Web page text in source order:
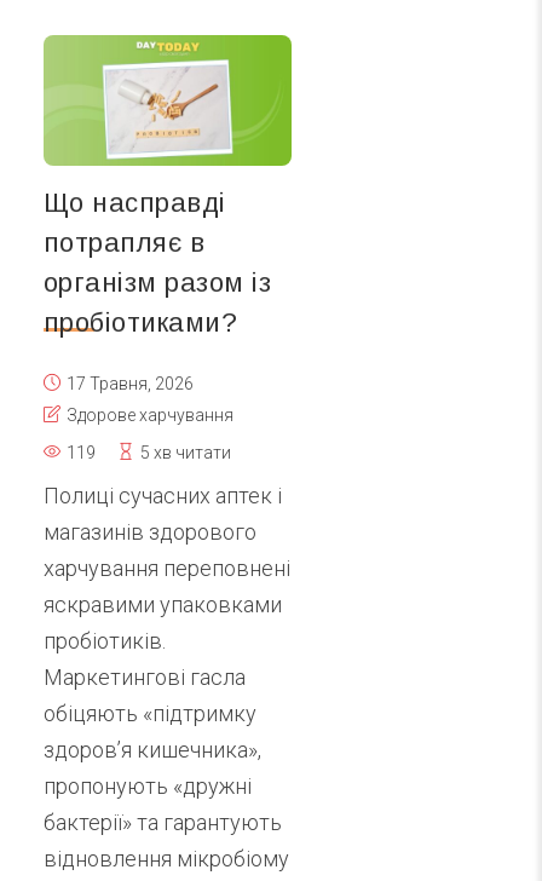
Що насправді
потрапляє в
організм разом із
пробіотиками?
17 Травня, 2026
Здорове харчування
119
5 хв читати
Полиці сучасних аптек і
магазинів здорового
харчування переповнені
яскравими упаковками
пробіотиків.
Маркетингові гасла
обіцяють «підтримку
здоров’я кишечника»,
пропонують «дружні
бактерії» та гарантують
відновлення мікробіому